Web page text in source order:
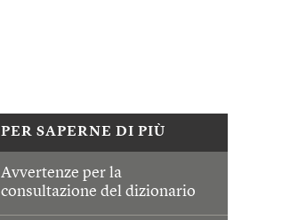
PER SAPERNE DI PIÙ
Avvertenze per la
consultazione del dizionario